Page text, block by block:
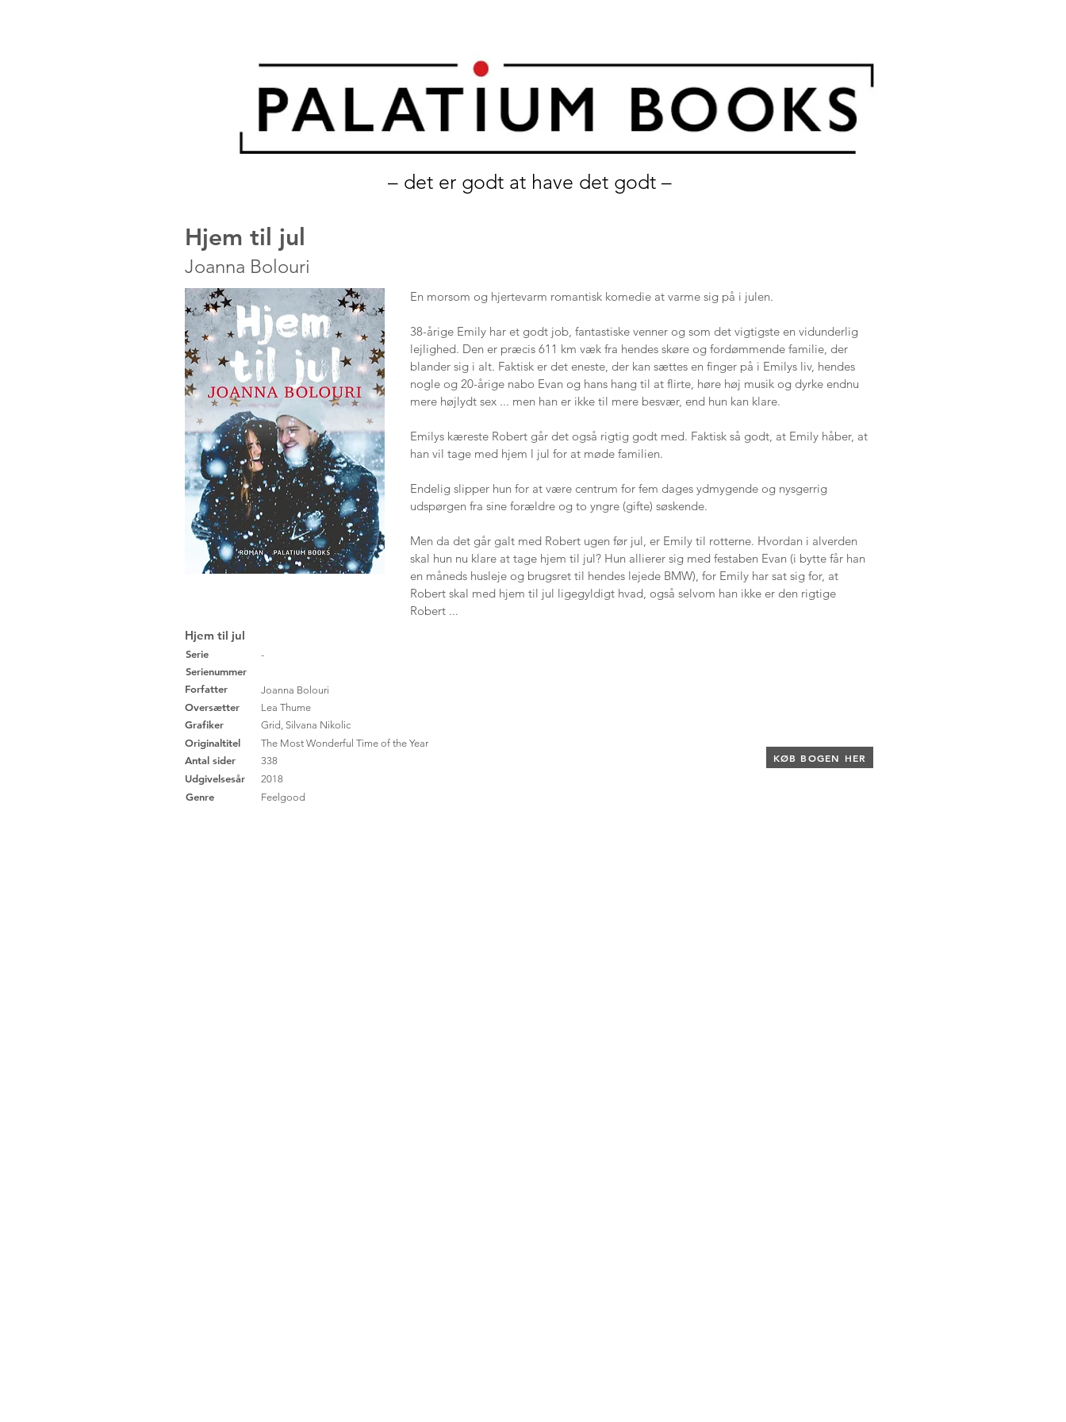
– det er godt at have det godt –
Hjem til jul
Joanna Bolouri
En morsom og hjertevarm romantisk komedie at varme sig på i julen.
38-årige Emily har et godt job, fantastiske venner og som det vigtigste en vidunderlig
lejlighed. Den er præcis 611 km væk fra hendes skøre og fordømmende familie, der
blander sig i alt. Faktisk er det eneste, der kan sættes en finger på i Emilys liv, hendes
nogle og 20-årige nabo Evan og hans hang til at flirte, høre høj musik og dyrke endnu
mere højlydt sex ... men han er ikke til mere besvær, end hun kan klare.
Emilys kæreste Robert går det også rigtig godt med. Faktisk så godt, at Emily håber, at
han vil tage med hjem l jul for at møde familien.
Endelig slipper hun for at være centrum for fem dages ydmygende og nysgerrig
udspørgen fra sine forældre og to yngre (gifte) søskende.
Men da det går galt med Robert ugen før jul, er Emily til rotterne. Hvordan i alverden
skal hun nu klare at tage hjem til jul? Hun allierer sig med festaben Evan (i bytte får han
en måneds husleje og brugsret til hendes lejede BMW), for Emily har sat sig for, at
Robert skal med hjem til jul ligegyldigt hvad, også selvom han ikke er den rigtige
Robert ...
Hjem til jul
Serie
Serienummer
Forfatter
Oversætter
Grafiker
Originaltitel
Antal sider
Udgivelsesår
Genre
-
Joanna Bolouri
Lea Thume
Grid, Silvana Nikolic
The Most Wonderful Time of the Year
338
2018
Feelgood
KØB BOGEN HER